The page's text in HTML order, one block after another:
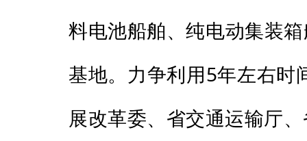
料电池船舶、纯电动集装
基地。力争利用5年左右时
展改革委、省交通运输厅